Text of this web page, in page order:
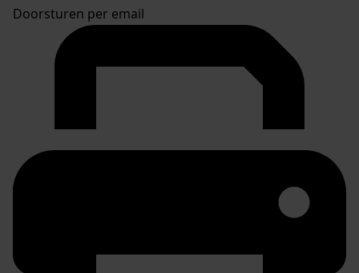
Doorsturen per email